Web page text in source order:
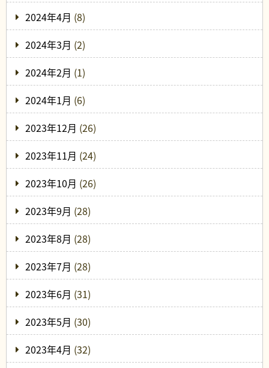
2024年4月 (8)
2024年3月 (2)
2024年2月 (1)
2024年1月 (6)
2023年12月 (26)
2023年11月 (24)
2023年10月 (26)
2023年9月 (28)
2023年8月 (28)
2023年7月 (28)
2023年6月 (31)
2023年5月 (30)
2023年4月 (32)